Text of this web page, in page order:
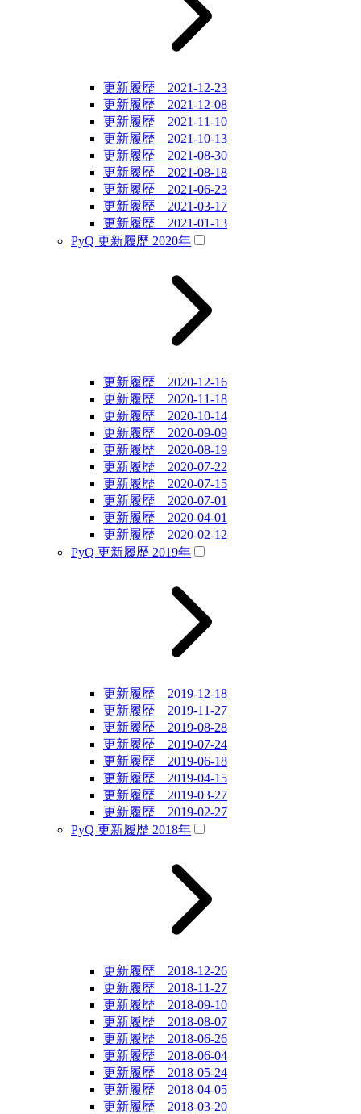
更新履歴 2021-12-23
更新履歴 2021-12-08
更新履歴 2021-11-10
更新履歴 2021-10-13
更新履歴 2021-08-30
更新履歴 2021-08-18
更新履歴 2021-06-23
更新履歴 2021-03-17
更新履歴 2021-01-13
PyQ 更新履歴 2020年
更新履歴 2020-12-16
更新履歴 2020-11-18
更新履歴 2020-10-14
更新履歴 2020-09-09
更新履歴 2020-08-19
更新履歴 2020-07-22
更新履歴 2020-07-15
更新履歴 2020-07-01
更新履歴 2020-04-01
更新履歴 2020-02-12
PyQ 更新履歴 2019年
更新履歴 2019-12-18
更新履歴 2019-11-27
更新履歴 2019-08-28
更新履歴 2019-07-24
更新履歴 2019-06-18
更新履歴 2019-04-15
更新履歴 2019-03-27
更新履歴 2019-02-27
PyQ 更新履歴 2018年
更新履歴 2018-12-26
更新履歴 2018-11-27
更新履歴 2018-09-10
更新履歴 2018-08-07
更新履歴 2018-06-26
更新履歴 2018-06-04
更新履歴 2018-05-24
更新履歴 2018-04-05
更新履歴 2018-03-20